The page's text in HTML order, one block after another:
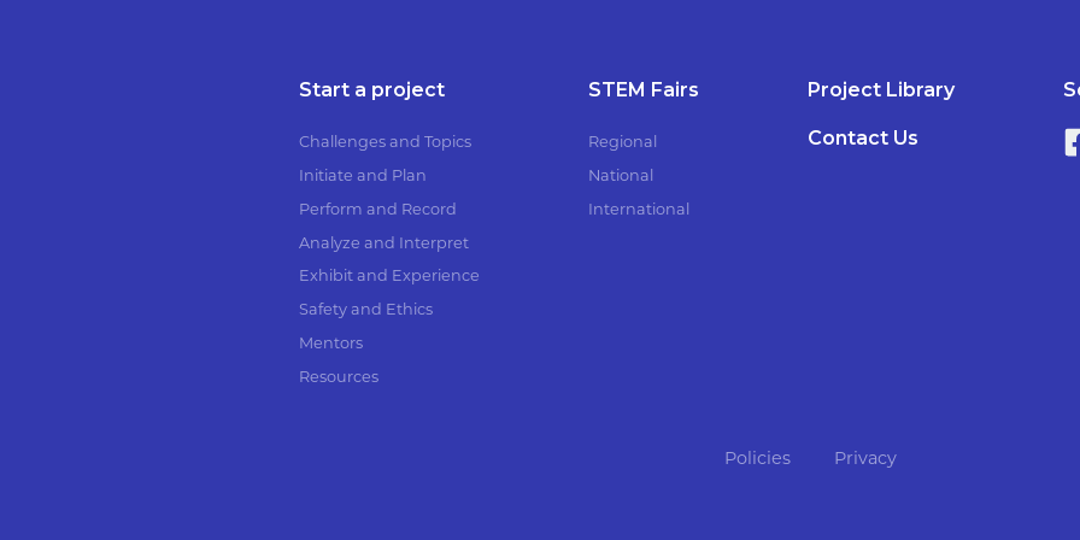
Start a project
Challenges and Topics
Initiate and Plan
Perform and Record
Analyze and Interpret
Exhibit and Experience
Safety and Ethics
Mentors
Resources
STEM Fairs
Regional
National
International
Project Library
Contact Us
Policies Privacy